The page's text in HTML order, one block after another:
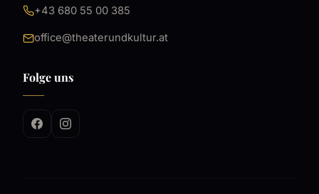
+43 680 55 00 385
office@theaterundkultur.at
Folge uns